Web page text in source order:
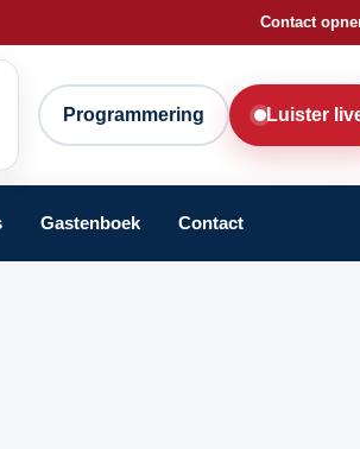
Contact
Programmering Luister
Gastenboek Contact